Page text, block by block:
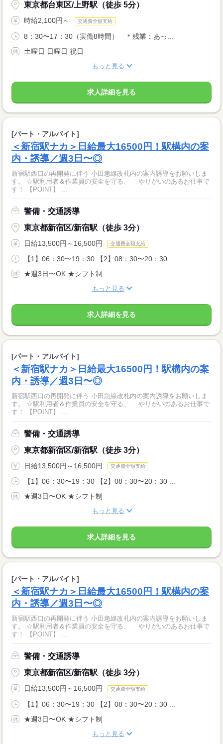
東京都台東区/上野駅（徒歩 5分）
時給2,100円～ 交通費全額支給
8：30〜17：30（実働8時間） ＊残業：あっ...
土曜日 日曜日 祝日
もっと見る
求人詳細を見る
[パート・アルバイト]
＜新宿駅ナカ＞日給最大16500円！駅構内の案
内・誘導／週3日〜◎
新宿駅西口の再開発に伴う 小田急線改札内の案内誘導をお願いしま
す。 ☆駅利用者＆作業員の安全を守る、 やりがいのあるお仕事で
す！ 【POINT】 ...
警備・交通誘導
東京都新宿区/新宿駅（徒歩 3分）
日給13,500円～16,500円 交通費全額支給
【1】06：30〜19：30 【2】08：30〜20：30 ...
★週3日〜OK ★シフト制
もっと見る
求人詳細を見る
[パート・アルバイト]
＜新宿駅ナカ＞日給最大16500円！駅構内の案
内・誘導／週3日〜◎
新宿駅西口の再開発に伴う 小田急線改札内の案内誘導をお願いしま
す。 ☆駅利用者＆作業員の安全を守る、 やりがいのあるお仕事で
す！ 【POINT】 ...
警備・交通誘導
東京都新宿区/新宿駅（徒歩 3分）
日給13,500円～16,500円 交通費全額支給
【1】06：30〜19：30 【2】08：30〜20：30 ...
★週3日〜OK ★シフト制
もっと見る
求人詳細を見る
[パート・アルバイト]
＜新宿駅ナカ＞日給最大16500円！駅構内の案
内・誘導／週3日〜◎
新宿駅西口の再開発に伴う 小田急線改札内の案内誘導をお願いしま
す。 ☆駅利用者＆作業員の安全を守る、 やりがいのあるお仕事で
す！ 【POINT】 ...
警備・交通誘導
東京都新宿区/新宿駅（徒歩 3分）
日給13,500円～16,500円 交通費全額支給
【1】06：30〜19：30 【2】08：30〜20：30 ...
★週3日〜OK ★シフト制
もっと見る